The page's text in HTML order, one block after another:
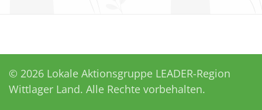
© 2026 Lokale Aktionsgruppe LEADER-Region
Wittlager Land. Alle Rechte vorbehalten.